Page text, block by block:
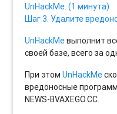
UnHackMe. (1 минута)
Шаг 3. Удалите
UnHackMeвыполнит
своей базе, всего за
При этомUnHackMe
вредоносные
NEWS-BVAXEGO.CC.